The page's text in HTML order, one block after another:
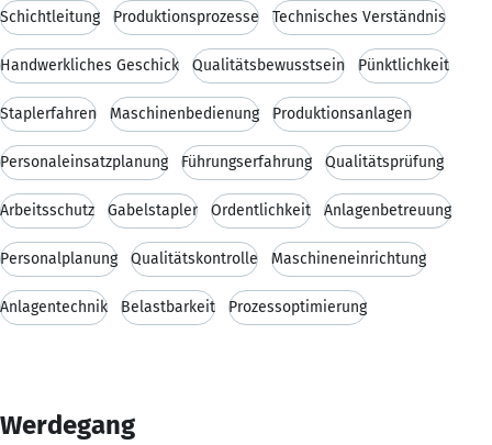
Schichtleitung Produktionsprozesse Technisches Verständnis
Handwerkliches Geschick Qualitätsbewusstsein Pünktlichkeit
Staplerfahren Maschinenbedienung Produktionsanlagen
Personaleinsatzplanung Führungserfahrung Qualitätsprüfung
Arbeitsschutz Gabelstapler Ordentlichkeit Anlagenbetreuung
Personalplanung Qualitätskontrolle Maschineneinrichtung
Anlagentechnik Belastbarkeit Prozessoptimierung
Werdegang